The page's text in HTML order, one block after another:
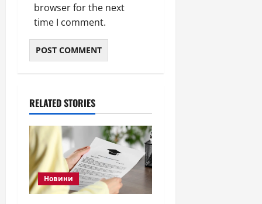
browser for the next
time I comment.
RELATED STORIES
Новини